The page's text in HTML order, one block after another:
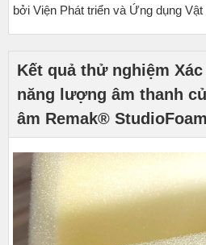
bởi Viện Phát triển và Ứng dụng Vật
Kết quả thử nghiệm
năng lượng âm thanh
âm Remak®